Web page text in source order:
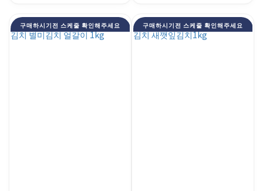
구매하시기전 스케줄 확인해주세요 구매하시기전 스케줄 확인해주세요